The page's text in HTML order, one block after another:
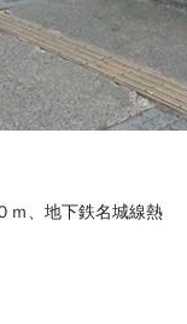
ｍ、地下鉄名城線熱